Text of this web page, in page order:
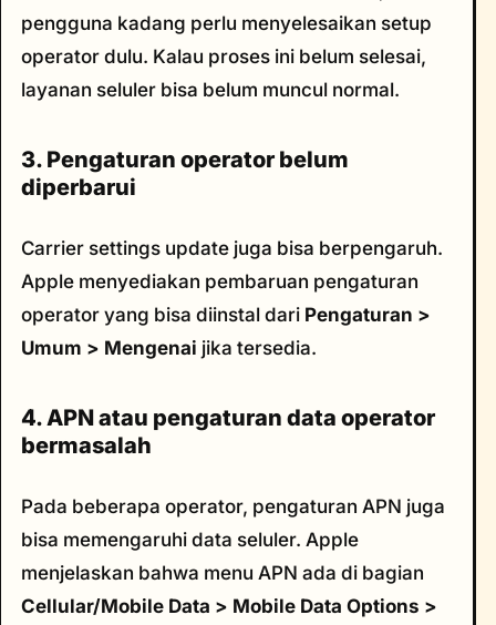
pengguna kadang perlu menyelesaikan setup
operator dulu. Kalau proses ini belum selesai,
layanan seluler bisa belum muncul normal.
3. Pengaturan operator belum
diperbarui
Carrier settings update juga bisa berpengaruh.
Apple menyediakan pembaruan pengaturan
operator yang bisa diinstal dari Pengaturan >
Umum > Mengenai jika tersedia.
4. APN atau pengaturan data operator
bermasalah
Pada beberapa operator, pengaturan APN juga
bisa memengaruhi data seluler. Apple
menjelaskan bahwa menu APN ada di bagian
Cellular/Mobile Data > Mobile Data Options >